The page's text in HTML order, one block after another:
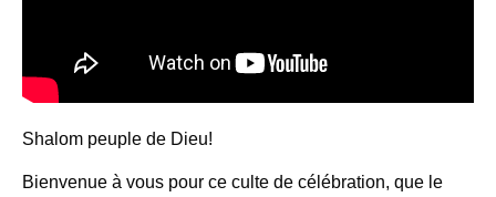
Shalom peuple de Dieu!
Bienvenue à vous pour ce culte de célébration, que le